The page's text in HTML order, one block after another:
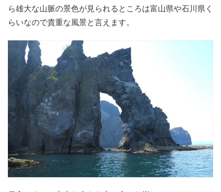
ら雄大な山脈の景色が見られるところは富山県や石川県く
らいなので貴重な風景と言えます。